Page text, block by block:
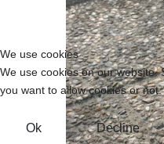
We use cookies
We use cookies on our website.
you want to allow cookies or
Ok Decline